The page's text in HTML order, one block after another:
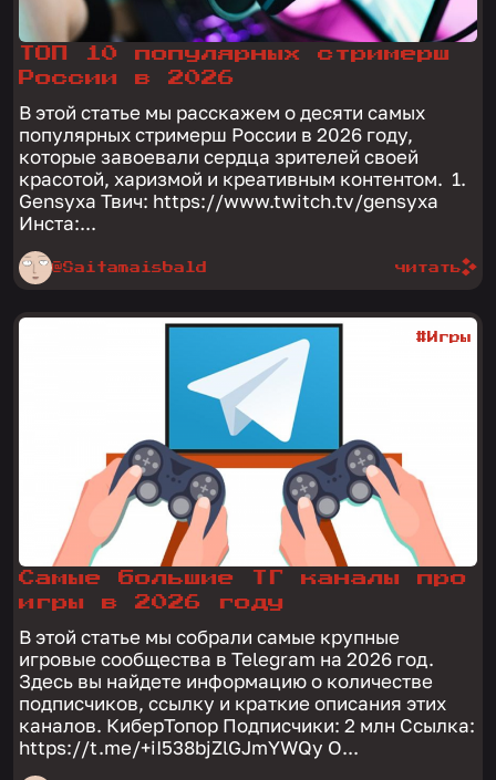
ТОП 10 популярных стримерш
России в 2026
В этой статье мы расскажем о десяти самых
популярных стримерш России в 2026 году,
которые завоевали сердца зрителей своей
красотой, харизмой и креативным контентом. 1.
Gensyxa Твич: https://www.twitch.tv/gensyxa
Инста:...
@Saitamaisbald читать
Самые большие ТГ каналы про
игры в 2026 году
В этой статье мы собрали самые крупные
игровые сообщества в Telegram на 2026 год.
Здесь вы найдете информацию о количестве
подписчиков, ссылку и краткие описания этих
каналов. КиберТопор Подписчики: 2 млн Ссылка:
https://t.me/+iI538bjZlGJmYWQy О...
#Игры